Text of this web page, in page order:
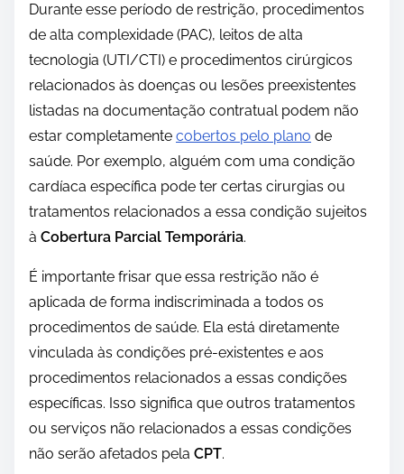
Durante esse período de restrição, procedimentos
de alta complexidade (PAC), leitos de alta
tecnologia (UTI/CTI) e procedimentos cirúrgicos
relacionados às doenças ou lesões preexistentes
listadas na documentação contratual podem não
estar completamente cobertos pelo plano de
saúde. Por exemplo, alguém com uma condição
cardíaca específica pode ter certas cirurgias ou
tratamentos relacionados a essa condição sujeitos
à Cobertura Parcial Temporária.
É importante frisar que essa restrição não é
aplicada de forma indiscriminada a todos os
procedimentos de saúde. Ela está diretamente
vinculada às condições pré-existentes e aos
procedimentos relacionados a essas condições
específicas. Isso significa que outros tratamentos
ou serviços não relacionados a essas condições
não serão afetados pela CPT.